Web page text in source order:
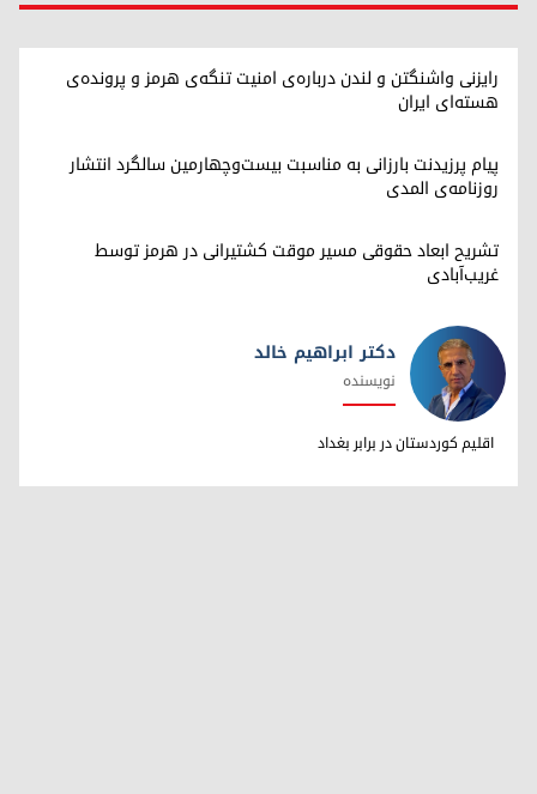
رایزنی واشنگتن و لندن درباره‌ی امنیت تنگه‌ی هرمز و پرونده‌ی
هسته‌ای ایران
پیام پرزیدنت بارزانی به مناسبت بیست‌وچهارمین سالگرد انتشار
روزنامه‌ی المدی
تشریح ابعاد حقوقی مسیر موقت کشتیرانی در هرمز توسط
غریب‌آبادی
دکتر ابراهیم خالد
دکتر ابراهیم خالد
نویسنده
اقلیم کوردستان در برابر بغداد